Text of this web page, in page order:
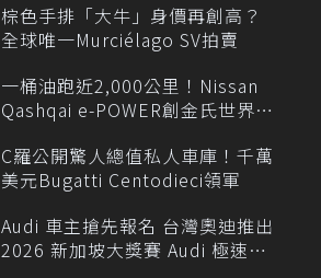
棕色手排「大牛」身價再創高？
全球唯一Murciélago SV拍賣
一桶油跑近2,000公里！Nissan
Qashqai e-POWER創金氏世界紀
C羅公開驚人總值私人車庫！千萬
美元Bugatti Centodieci領軍
Audi 車主搶先報名 台灣奧迪推出
2026 新加坡大獎賽 Audi 極速之